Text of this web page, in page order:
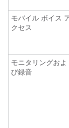
モバイル ボイス
クセス
モニタリングおよ
び録音